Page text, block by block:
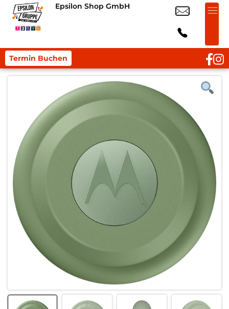
Epsilon Shop GmbH
Termin Buchen